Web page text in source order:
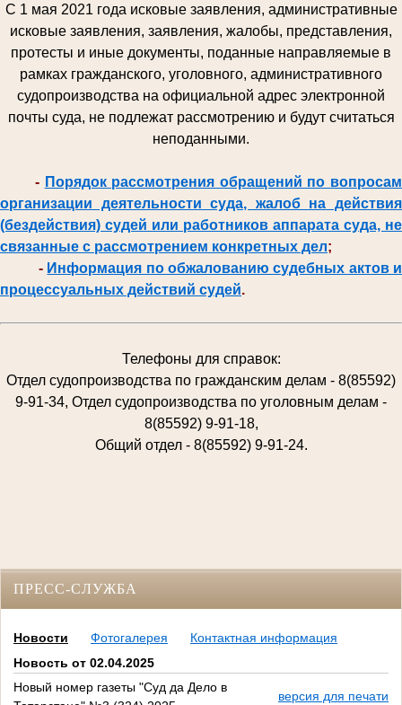
С 1 мая 2021 года исковые заявления, административные
исковые заявления, заявления, жалобы, представления,
протесты и иные документы, поданные направляемые в
рамках гражданского, уголовного, административного
судопроизводства на официальной адрес электронной
почты суда, не подлежат рассмотрению и будут считаться
неподанными.
- Порядок рассмотрения обращений по вопросам
организации деятельности суда, жалоб на действия
(бездействия) судей или работников аппарата суда, не
связанные с рассмотрением конкретных дел;
- Информация по обжалованию судебных актов и
процессуальных действий судей.
Телефоны для справок:
Отдел судопроизводства по гражданским делам - 8(85592)
9-91-34, Отдел судопроизводства по уголовным делам -
8(85592) 9-91-18,
Общий отдел - 8(85592) 9-91-24.
ПРЕСС-СЛУЖБА
Новости Фотогалерея
Контактная информация
Новость от 02.04.2025
Новый номер газеты "Суд да Дело в
версия для печати